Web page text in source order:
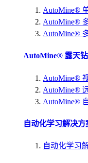
AutoMine®
AutoMine®
AutoMine®
AutoMine® 露天
AutoMine®
AutoMine®
AutoMine®
自动化学习解决方
自动化学习